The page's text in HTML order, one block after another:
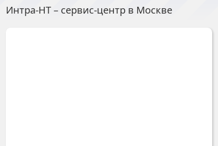
Интра-НТ– сервис-центр в Москве